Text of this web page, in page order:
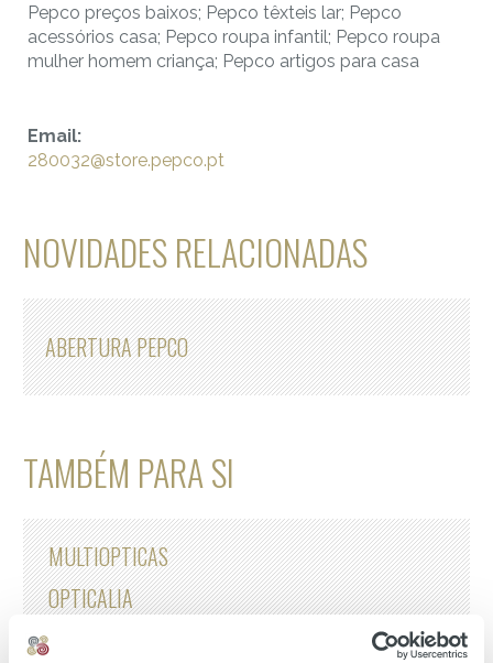
Pepco preços baixos; Pepco têxteis lar; Pepco
acessórios casa; Pepco roupa infantil; Pepco roupa
mulher homem criança; Pepco artigos para casa
Email:
280032@store.pepco.pt
NOVIDADES RELACIONADAS
ABERTURA PEPCO
TAMBÉM PARA SI
MULTIOPTICAS
OPTICALIA
SILVANA'S